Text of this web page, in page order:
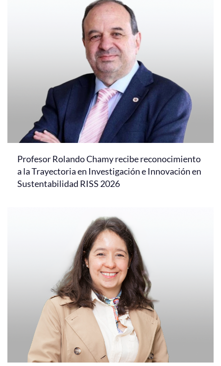
Profesor Rolando Chamy recibe reconocimiento
a la Trayectoria en Investigación e Innovación en
Sustentabilidad RISS 2026